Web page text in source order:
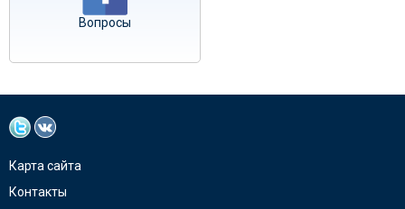
Вопросы
Карта сайта
Контакты